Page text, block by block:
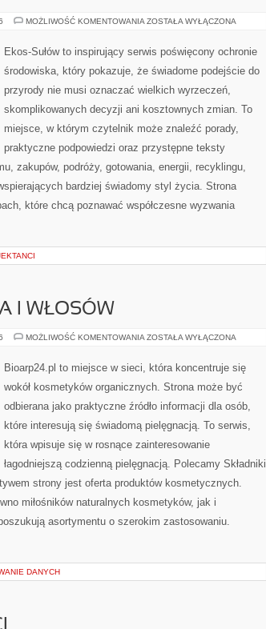
MOŻLIWOŚĆ KOMENTOWANIA ZIELONA
ZOSTAŁA WYŁĄCZONA
Ekos-Sułów to inspirujący serwis poświęcony ochronie
środowiska, który pokazuje, że świadome podejście do
przyrody nie musi oznaczać wielkich wyrzeczeń,
skomplikowanych decyzji ani kosztownych zmian. To
miejsce, w którym czytelnik może znaleźć porady,
praktyczne podpowiedzi oraz przystępne teksty
zakupów, podróży, gotowania, energii, recyklingu,
bardziej świadomy styl życia. Strona
które chcą poznawać współczesne wyzwania
I WŁOSÓW
MOŻLIWOŚĆ KOMENTOWANIA PIELĘGNACJA
WŁOSÓW
ZOSTAŁA WYŁĄCZONA
Bioarp24.pl to miejsce w sieci, która koncentruje się
wokół kosmetyków organicznych. Strona może być
odbierana jako praktyczne źródło informacji dla osób,
które interesują się świadomą pielęgnacją. To serwis,
która wpisuje się w rosnące zainteresowanie
łagodniejszą codzienną pielęgnacją. Polecamy Składniki
strony jest oferta produktów kosmetycznych.
miłośników naturalnych kosmetyków, jak i
asortymentu o szerokim zastosowaniu.
DANYCH